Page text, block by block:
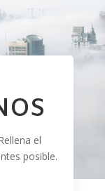
el
posible.